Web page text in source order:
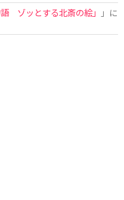
ゾッとする北斎の絵」
」に